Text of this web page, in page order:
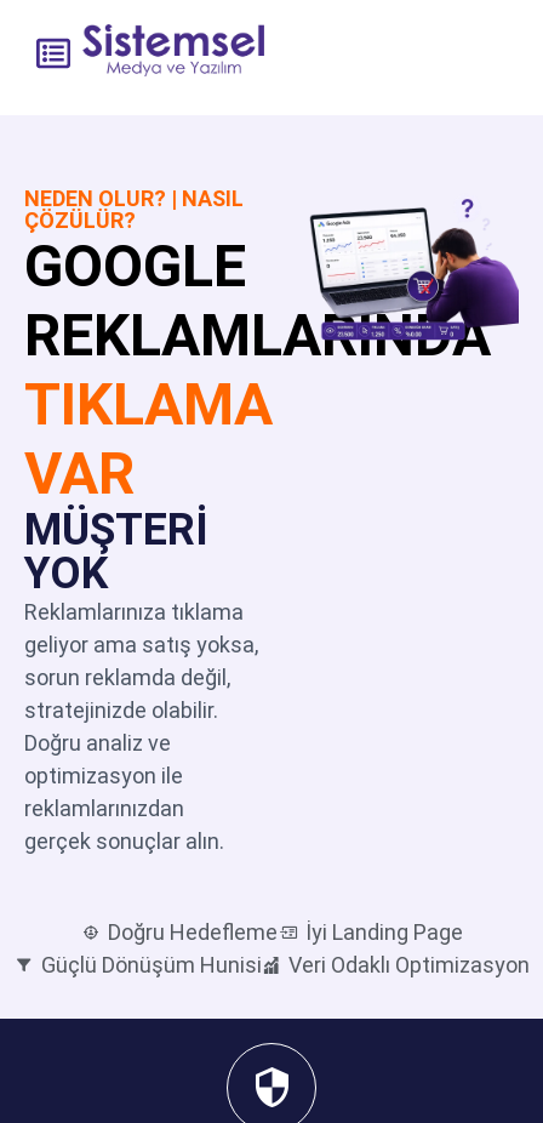
NEDEN OLUR? | NASIL
ÇÖZÜLÜR?
GOOGLE
REKLAMLARINDA
TIKLAMA
VAR
MÜŞTERİ
YOK
Reklamlarınıza tıklama
geliyor ama satış yoksa,
sorun reklamda değil,
stratejinizde olabilir.
Doğru analiz ve
optimizasyon ile
reklamlarınızdan
gerçek sonuçlar alın.
Doğru Hedefleme
İyi Landing Page
Güçlü Dönüşüm Hunisi
Veri Odaklı Optimizasyon